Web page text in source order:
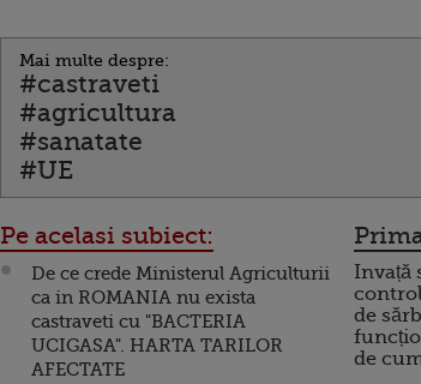
Mai multe despre:
#castraveti
#agricultura
#sanatate
#UE
Pe acelasi subiect:
De ce crede Ministerul Agriculturii
ca in ROMANIA nu exista
castraveti cu "BACTERIA
UCIGASA". HARTA TARILOR
AFECTATE
Invață
de
de